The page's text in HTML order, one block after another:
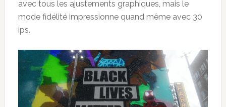
avec tous les ajustements graphiques, mais le
mode fidélité impressionne quand même avec 30
ips.